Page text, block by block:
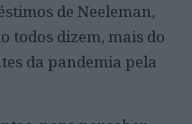
de Neeleman,
todos dizem, mais do
da pandemia pela